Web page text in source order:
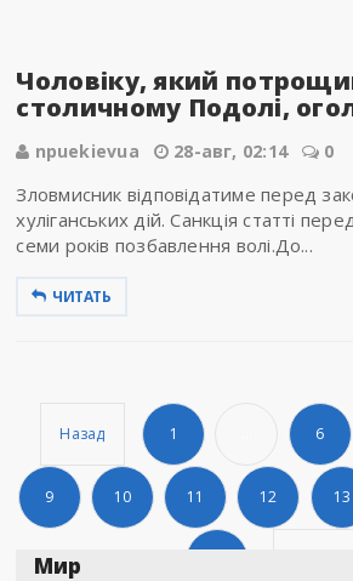
Чоловіку, який
столичному Подолі,
npuekievua 28-авг, 02:14 0
Зловмисник відповідатиме перед
хуліганських дій. Санкція статті
семи років позбавлення волі.До...
ЧИТАТЬ
Назад 1 6
9 10 11 12 13
Мир